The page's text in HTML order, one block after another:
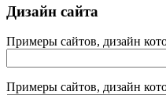
Дизайн сайта
Примеры сайтов, дизайн
Примеры сайтов, дизайн